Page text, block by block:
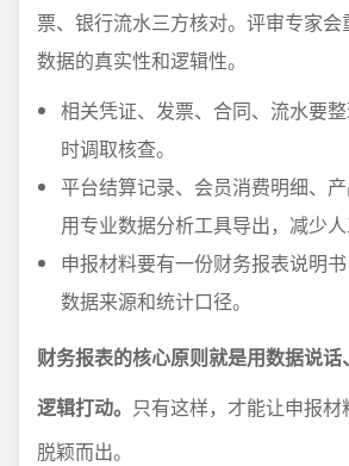
票、银行流水三方核对。评审专家
数据的真实性和逻辑性。
相关凭证、发票、合同、流水要
时调取核查。
平台结算记录、会员消费明细、
用专业数据分析工具导出，减少人
申报材料要有一份财务报表说明
数据来源和统计口径。
财务报表的核心原则就是用数据说
逻辑打动。 只有这样，才能让申报
脱颖而出。